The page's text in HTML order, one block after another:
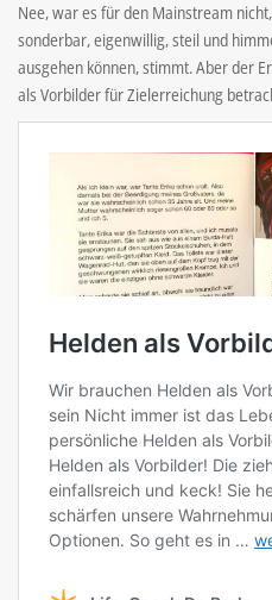
Nee, war es für den Mainstream
sonderbar, eigenwillig, steil und
ausgehen können, stimmt. Aber der
als Vorbilder für Zielerreichung